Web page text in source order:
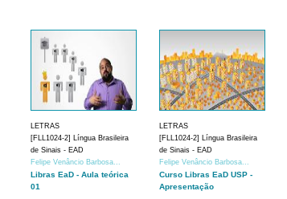
LETRAS
[FLL1024-2] Língua Brasileira
de Sinais - EAD
Felipe Venâncio Barbosa...
Libras EaD - Aula teórica
01
LETRAS
[FLL1024-2] Língua Brasileira
de Sinais - EAD
Felipe Venâncio Barbosa...
Curso Libras EaD USP -
Apresentação